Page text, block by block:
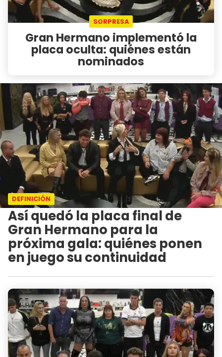
SORPRESA
Gran Hermano implementó la
placa oculta: quiénes están
nominados
DEFINICIÓN
Así quedó la placa final de
Gran Hermano para la
próxima gala: quiénes ponen
en juego su continuidad